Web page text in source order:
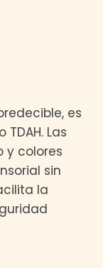
es
Las
y colores
sin
la